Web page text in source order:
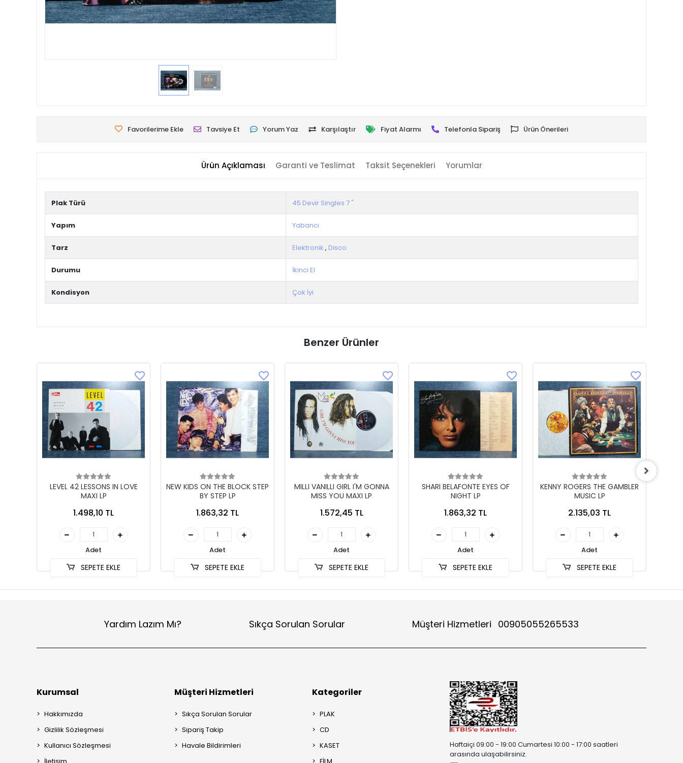
Favorilerime Ekle Tavsiye Et Yorum Yaz Karşılaştır Fiyat Alarmı Telefonla Sipariş Ürün Önerileri
Ürün Açıklaması Garanti ve Teslimat Taksit Seçenekleri Yorumlar
Plak Türü 45 Devir Singles 7 "
Yapım Yabancı
Tarz Elektronik , Disco
Durumu İkinci El
Kondisyon Çok İyi
Benzer Ürünler
LEVEL 42 LESSONS IN LOVE
MAXI LP
1.498,10 TL
Adet
SEPETE EKLE
NEW KIDS ON THE BLOCK STEP
BY STEP LP
1.863,32 TL
Adet
SEPETE EKLE
MILLI VANILLI GIRL I'M GONNA
MISS YOU MAXI LP
1.572,45 TL
Adet
SEPETE EKLE
SHARI BELAFONTE EYES OF
NIGHT LP
1.863,32 TL
Adet
SEPETE EKLE
KENNY ROGERS THE GAMBLER
MUSIC LP
2.135,03 TL
Adet
SEPETE EKLE
Yardım Lazım Mı? Sıkça Sorulan Sorular Müşteri Hizmetleri 00905055265533
Kurumsal
Hakkımızda
Gizlilik Sözleşmesi
Kullanıcı Sözleşmesi
Müşteri Hizmetleri
Sıkça Sorulan Sorular
Sipariş Takip
Havale Bildirimleri
Kategoriler
PLAK
CD
KASET
Haftaiçi 09:00 - 19:00 Cumartesi 10:00 - 17:00 saatleri
arasında ulaşabilirsiniz.